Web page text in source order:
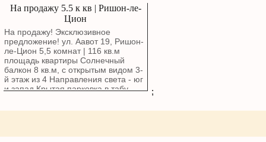
метров. Прекрасное расположение
с видом на запад, терраса выходит
на запад, а комнаты — на запад и
юг. Из гостиной и комнат
открывается вид на море. Аллея
магазинов и кафе, недалеко от
моря, и что не менее важно, в
квартире никто не жил!!
Возможность немедленного въезда,
ключи в офисе! Агентство.
На продажу 5.5 к кв | Ришон-ле-
Цион
На продажу! Эксклюзивное
предложение! ул. Аавот 19, Ришон-
ле-Цион 5,5 комнат | 116 кв.м
площадь квартиры Солнечный
балкон 8 кв.м, с открытым видом 3-
й этаж из 4 Направления света - юг
и запад Крытая парковка в табу
;